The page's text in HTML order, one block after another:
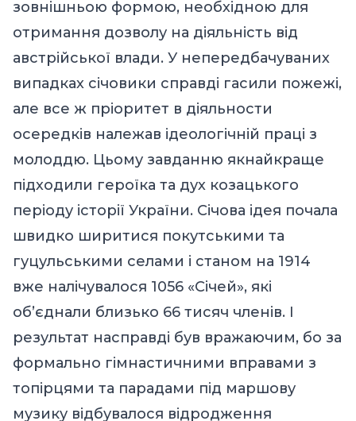
зовнішньою формою, необхідною для
отримання дозволу на діяльність від
австрійської влади. У непередбачуваних
випадках січовики справді гасили пожежі,
але все ж пріоритет в діяльности
осередків належав ідеологічній праці з
молоддю. Цьому завданню якнайкраще
підходили героїка та дух козацького
періоду історії України. Січова ідея почала
швидко ширитися покутськими та
гуцульськими селами і станом на 1914
вже налічувалося 1056 «Січей», які
об’єднали близько 66 тисяч членів. І
результат насправді був вражаючим, бо за
формально гімнастичними вправами з
топірцями та парадами під маршову
музику відбувалося відродження